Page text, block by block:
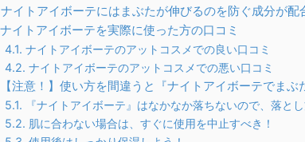
ナイトアイボーテにはまぶたが伸びるのを防ぐ成分が配
ナイトアイボーテを実際に使った方の口コミ
ナイトアイボーテのアットコスメでの良い口コミ
ナイトアイボーテのアットコスメでの悪い口コミ
【注意！】使い方を間違うと『ナイトアイボーテでまぶ
『ナイトアイボーテ』はなかなか落ちないので、落とし
肌に合わない場合は、すぐに使用を中止すべき！